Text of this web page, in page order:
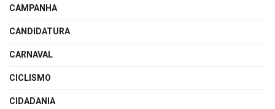
CAMPANHA
CANDIDATURA
CARNAVAL
CICLISMO
CIDADANIA